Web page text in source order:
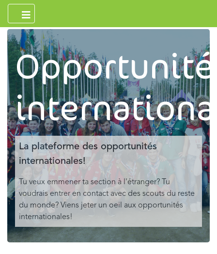
La plateforme des opportunités
internationales!
Tu veux emmener ta section à l'étranger? Tu
voudrais entrer en contact avec des scouts du reste
du monde? Viens jeter un oeil aux opportunités
internationales!